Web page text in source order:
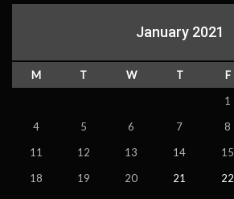
January 2021
M T W T F
1
4
5 6 7 8
11
12 13 14 15
18
19 20 21 22